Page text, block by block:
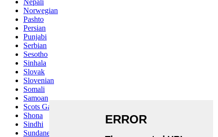
Nepali
Norwegian
Pashto
Persian
Punjabi
Serbian
Sesotho
Sinhala
Slovak
Slovenian
Somali
Samoan
Scots Gaelic
Shona
Sindhi
Sundanese